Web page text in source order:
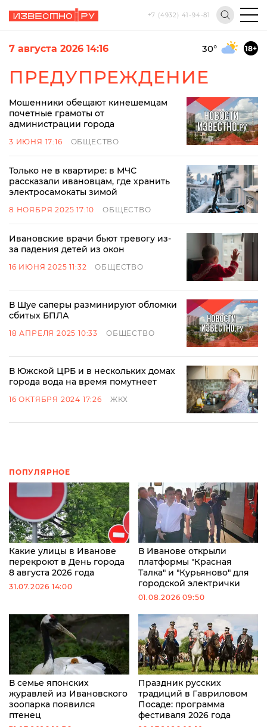
+7 (4932) 41-94-81
7 августа 2026 14:16 30° 18+
ПРЕДУПРЕЖДЕНИЕ
Мошенники обещают кинешемцам
почетные грамоты от
администрации города
3 ИЮНЯ 17:16 ОБЩЕСТВО
Только не в квартире: в МЧС
рассказали ивановцам, где хранить
электросамокаты зимой
8 НОЯБРЯ 2025 17:10 ОБЩЕСТВО
Ивановские врачи бьют тревогу из-
за падения детей из окон
16 ИЮНЯ 2025 11:32 ОБЩЕСТВО
В Шуе саперы разминируют обломки
сбитых БПЛА
18 АПРЕЛЯ 2025 10:33 ОБЩЕСТВО
В Южской ЦРБ и в нескольких домах
города вода на время помутнеет
16 ОКТЯБРЯ 2024 17:26 ЖКХ
ПОПУЛЯРНОЕ
Какие улицы в Иванове
перекроют в День города
8 августа 2026 года
31.07.2026 14:00
В Иванове открыли
платформы "Красная
Талка" и "Курьяново" для
городской электрички
01.08.2026 09:50
В семье японских
журавлей из Ивановского
зоопарка появился
птенец
Праздник русских
традиций в Гавриловом
Посаде: программа
фестиваля 2026 года